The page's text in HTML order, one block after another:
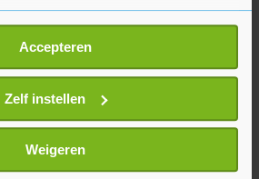
we ook graag:
over uw geografische
paar meter nauwkeurig kan zijn
identificeren door het actief te
eigenschappen (fingerprinting)
uw persoonlijke gegevens worden
in het
Accepteren
Zelf instellen
Weigeren
op Tholen
Afrika